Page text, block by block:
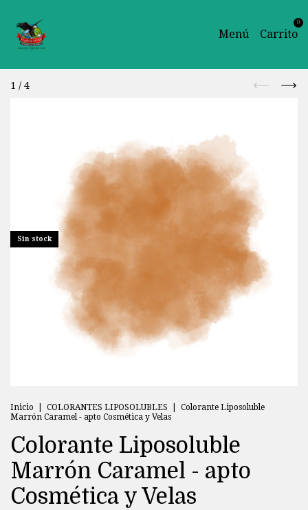
Menú Carrito
0
1 / 4
Sin stock
Inicio COLORANTES LIPOSOLUBLES
Colorante Liposoluble
Marrón Caramel - apto Cosmética y Velas
Colorante Liposoluble
Marrón Caramel - apto
Cosmética y Velas